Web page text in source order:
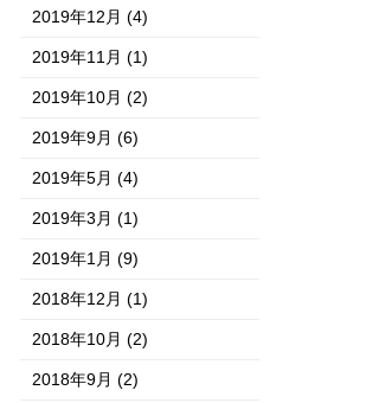
2019年12月(4)
2019年11月(1)
2019年10月(2)
2019年9月(6)
2019年5月(4)
2019年3月(1)
2019年1月(9)
2018年12月(1)
2018年10月(2)
2018年9月(2)